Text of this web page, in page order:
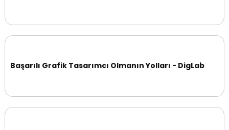
Başarılı Grafik Tasarımcı Olmanın Yolları - DigLab